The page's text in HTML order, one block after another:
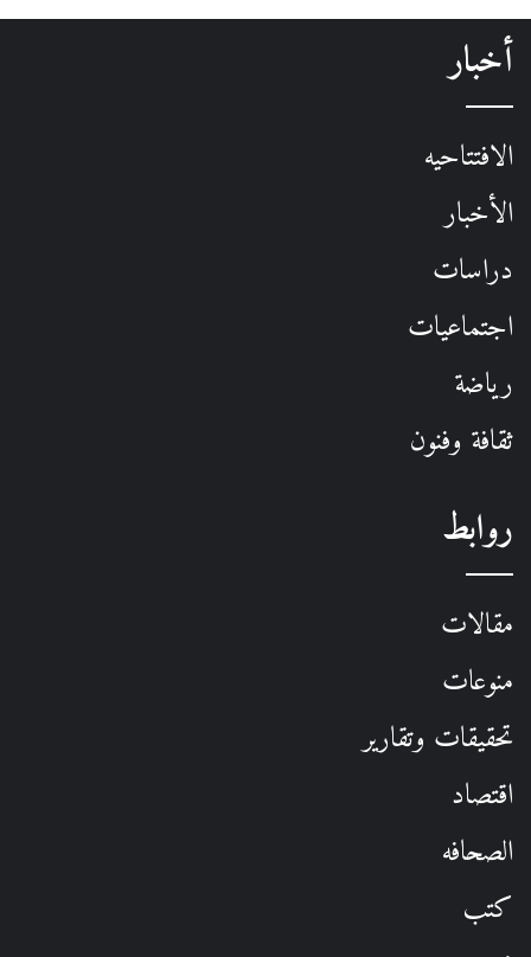
أخبار
الافتتاحيه
الأخبار
دراسات
اجتماعيات
رياضة
ثقافة وفنون
روابط
مقالات
منوعات
تحقيقات وتقارير
اقتصاد
الصحافه
كتب